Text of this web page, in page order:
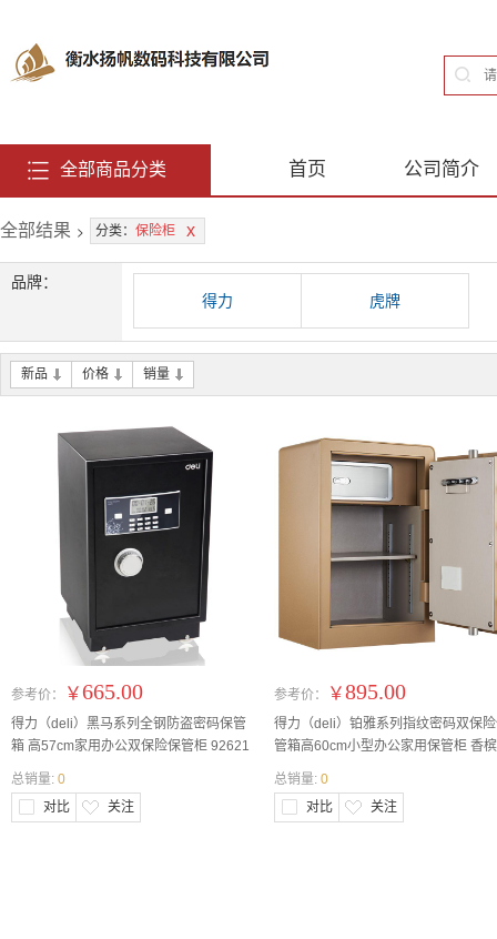
首页 公司简介
全部商品分类
全部结果 > 分类： 保险柜 x
品牌：
得力
虎牌
新品 价格 销量
参考价： ￥665.00
得力（deli）黑马系列全钢防盗密码保管
箱 高57cm家用办公双保险保管柜 92621
总销量: 0
对比
关注
参考价： ￥895.00
得力（deli）铂雅系列指纹密码双保
管箱高60cm小型办公家用保管柜 香
27116
总销量: 0
对比
关注